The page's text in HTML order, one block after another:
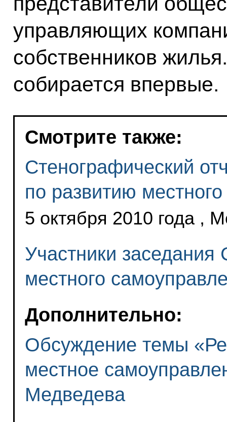
управляющих
собственников
собирается впервые.
Смотрите также:
Стенографический
по развитию
5 октября 2010 года ,
Участники заседания
местного
Дополнительно:
Обсуждение темы
местное
Медведева